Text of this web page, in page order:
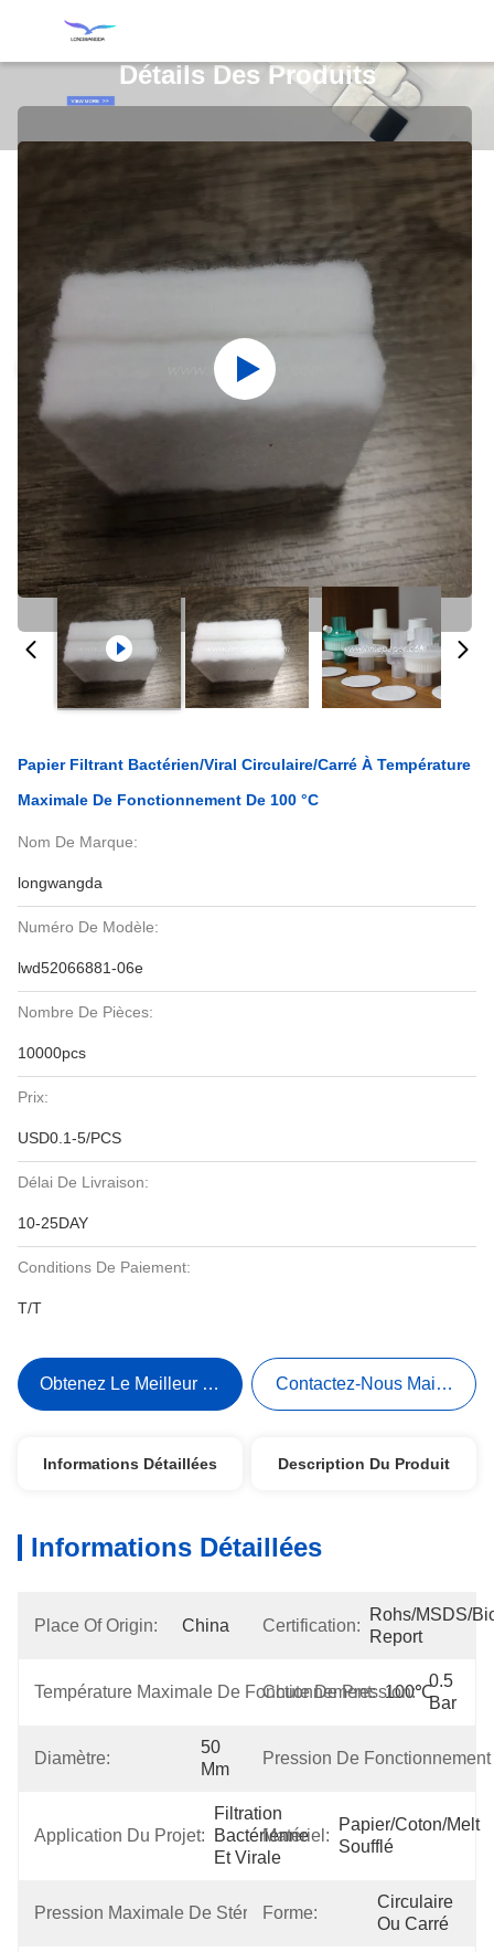
Détails Des Produits
Papier Filtrant Bactérien/viral Circulaire/carré À Température
Maximale De Fonctionnement De 100 °C
Nom De Marque:
longwangda
Numéro De Modèle:
lwd52066881-06e
Nombre De Pièces:
10000pcs
Prix:
USD0.1-5/PCS
Délai De Livraison:
10-25DAY
Conditions De Paiement:
T/T
Obtenez Le Meilleur Prix Contactez-Nous Maintenant
Informations Détaillées Description Du Produit
Informations Détaillées
Place Of Origin: China Certification:
Rohs/MSDS/
Report
Température Maximale De Fonctionnement: 100℃
Chute De Pression:
0.5
Bar
Diamètre:
50
Mm
Pression De
Application Du Projet:
Filtration
Bactérienne
Et Virale
Matériel:
Papier/coton/melt
Soufflé
Pression Maximale De Stérilisation:
Forme:
Circulaire
Ou Carré